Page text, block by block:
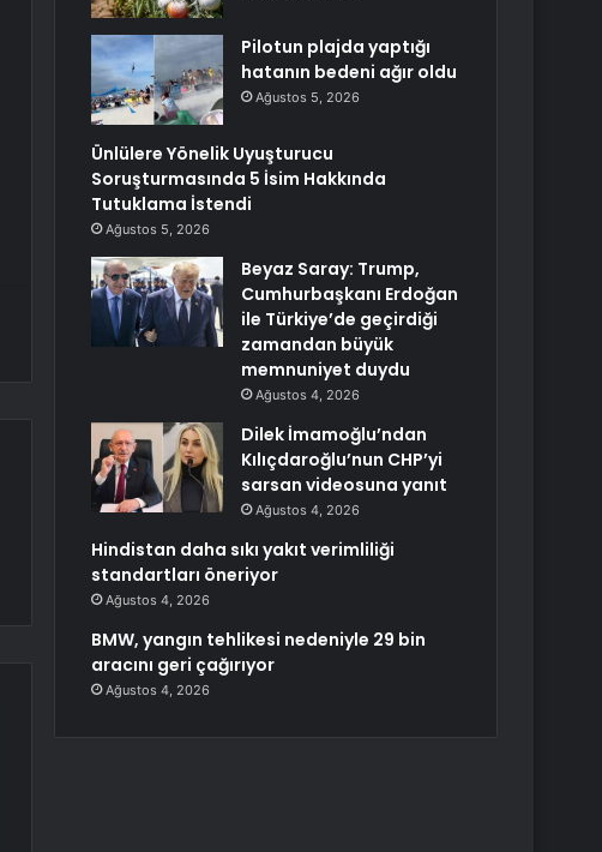
Pilotun plajda yaptığı
hatanın bedeni ağır oldu
Ağustos 5, 2026
Ünlülere Yönelik Uyuşturucu
Soruşturmasında 5 İsim Hakkında
Tutuklama İstendi
Ağustos 5, 2026
Beyaz Saray: Trump,
Cumhurbaşkanı Erdoğan
ile Türkiye’de geçirdiği
zamandan büyük
memnuniyet duydu
Ağustos 4, 2026
Dilek İmamoğlu’ndan
Kılıçdaroğlu’nun CHP’yi
sarsan videosuna yanıt
Ağustos 4, 2026
Hindistan daha sıkı yakıt verimliliği
standartları öneriyor
Ağustos 4, 2026
BMW, yangın tehlikesi nedeniyle 29 bin
aracını geri çağırıyor
Ağustos 4, 2026